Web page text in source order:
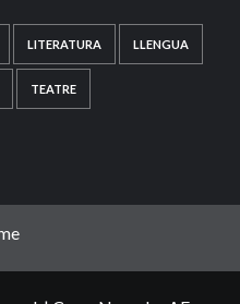
LITERATURA LLENGUA
TEATRE